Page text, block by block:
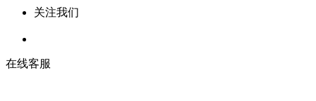
关注我们
在线客服